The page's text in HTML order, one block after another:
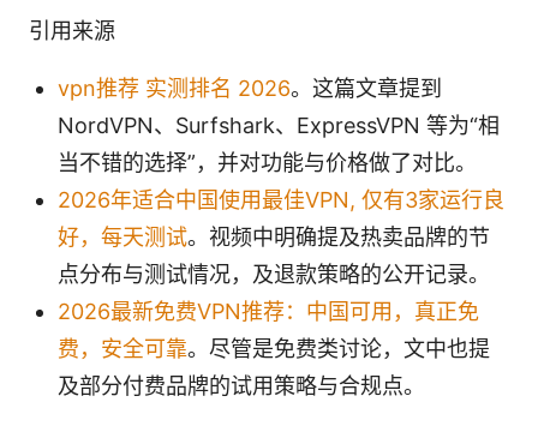
引用来源
vpn推荐 实测排名 2026。这篇文章提到
NordVPN、Surfshark、ExpressVPN 等为“相
当不错的选择”，并对功能与价格做了对比。
2026年适合中国使用最佳VPN, 仅有3家运行良
好，每天测试。视频中明确提及热卖品牌的节
点分布与测试情况，及退款策略的公开记录。
2026最新免费VPN推荐：中国可用，真正免
费，安全可靠。尽管是免费类讨论，文中也提
及部分付费品牌的试用策略与合规点。